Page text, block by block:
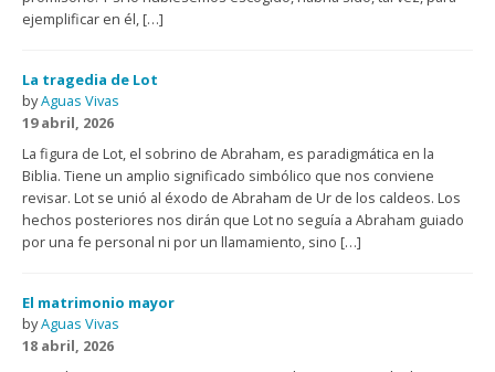
ejemplificar en él, […]
La tragedia de Lot
byAguas Vivas
19 abril, 2026
La figura de Lot, el sobrino de Abraham, es paradigmática en la
Biblia. Tiene un amplio significado simbólico que nos conviene
revisar. Lot se unió al éxodo de Abraham de Ur de los caldeos. Los
hechos posteriores nos dirán que Lot no seguía a Abraham guiado
por una fe personal ni por un llamamiento, sino […]
El matrimonio mayor
byAguas Vivas
18 abril, 2026